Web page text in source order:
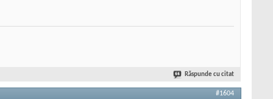
Răspunde cu citat
#1604